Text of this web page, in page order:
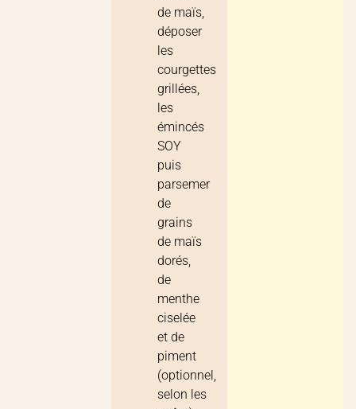
de maïs,
déposer
les
courgettes
grillées,
les
émincés
SOY
puis
parsemer
de
grains
de maïs
dorés,
de
menthe
ciselée
et de
piment
(optionnel,
selon les